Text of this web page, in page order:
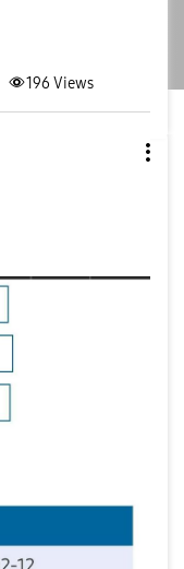
196 Views